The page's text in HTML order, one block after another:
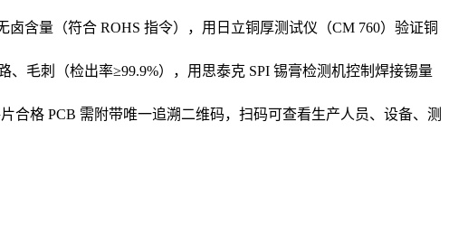
含量（符合 ROHS 指令），用日立铜厚测试仪（CM 760）验证铜
毛刺（检出率≥99.9%），用思泰克 SPI 锡膏检测机控制焊接锡量
合格 PCB 需附带唯一追溯二维码，扫码可查看生产人员、设备、测